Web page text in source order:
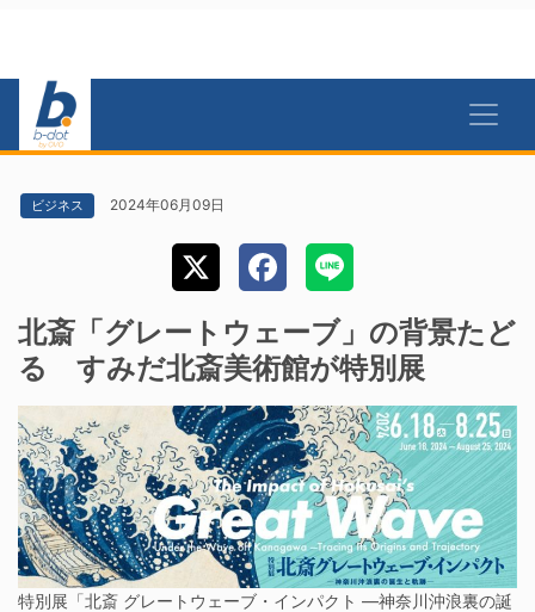
ビジネス 2024年06月09日
北斎「グレートウェーブ」の背景たど
る すみだ北斎美術館が特別展
特別展「北斎 グレートウェーブ・インパクト ―神奈川沖浪裏の誕